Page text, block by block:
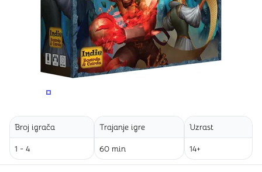
PROMENITE UGAO GLEDANJA
Broj igrača
1 - 4
Trajanje igre
60 min
Uzrast
14+